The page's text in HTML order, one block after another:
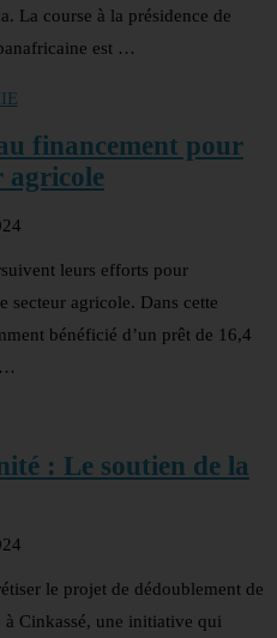
La course à la présidence de
est …
financement pour
agricole
leurs efforts pour
secteur agricole. Dans cette
bénéficié d’un prêt de 16,4
…
: Le soutien de la
le projet de dédoublement de
Cinkassé, une initiative qui